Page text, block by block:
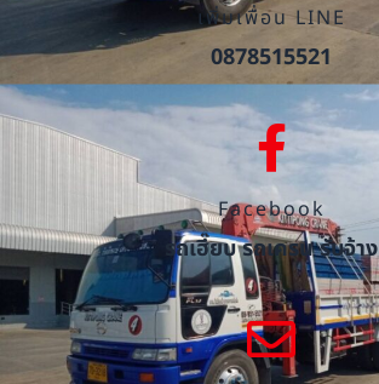
เพิ่มเพื่อน LINE
0878515521
Facebook
รถเฮี๊ยบ รถเครน รับจ้าง